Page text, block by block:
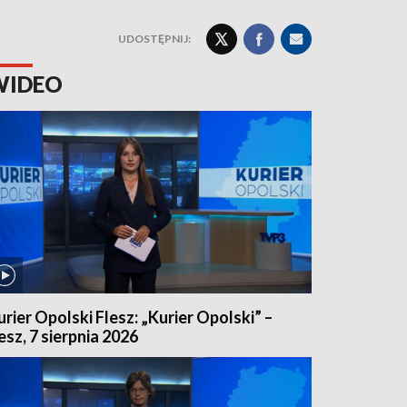
UDOSTĘPNIJ:
Opolski Flesz: „Kurier Opolski” –
7 sierpnia 2026